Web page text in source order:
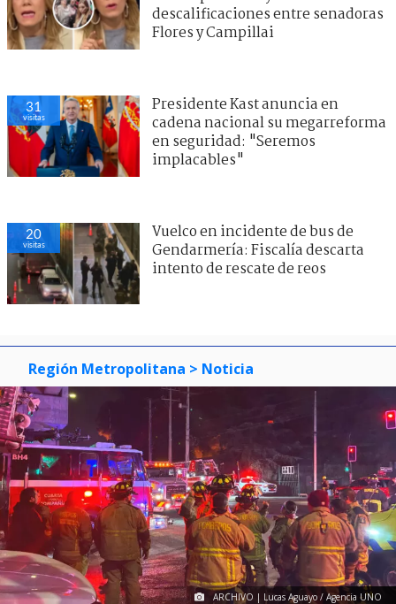
descalificaciones entre senadoras
Flores y Campillai
31
visitas
Presidente Kast anuncia en
cadena nacional su megarreforma
en seguridad: "Seremos
implacables"
20
visitas
Vuelco en incidente de bus de
Gendarmería: Fiscalía descarta
intento de rescate de reos
Región Metropolitana > Noticia
ARCHIVO | Lucas Aguayo / Agencia UNO